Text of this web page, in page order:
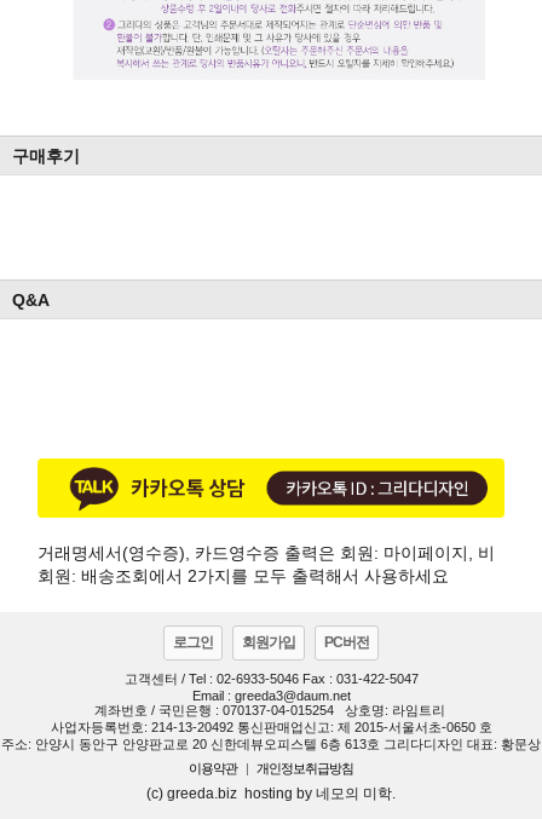
구매후기
Q&A
거래명세서(영수증), 카드영수증 출력은 회원: 마이페이지, 비
회원: 배송조회에서 2가지를 모두 출력해서 사용하세요
로그인 회원가입 PC버전
고객센터 / Tel : 02-6933-5046 Fax : 031-422-5047
Email : greeda3@daum.net
계좌번호 / 국민은행 : 070137-04-015254
상호명: 라임트리
사업자등록번호: 214-13-20492 통신판매업신고: 제 2015-서울서초-0650 호
주소: 안양시 동안구 안양판교로 20 신한데뷰오피스텔 6층 613호 그리다디자인 대표: 황문상
이용약관
| 개인정보취급방침
(c) greeda.biz hosting by 네모의 미학.